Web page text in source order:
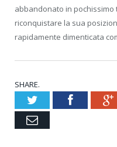
abbandonato in pochissimo
riconquistare la sua
rapidamente dimenticata
SHARE.
TwitterFacebook
Email